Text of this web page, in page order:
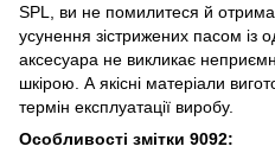
SPL, ви не помилитеся й
усунення зістрижених пасом із
аксесуара не викликає
шкірою. А якісні матеріали
термін експлуатації виробу.
Особливості змітки 9092: